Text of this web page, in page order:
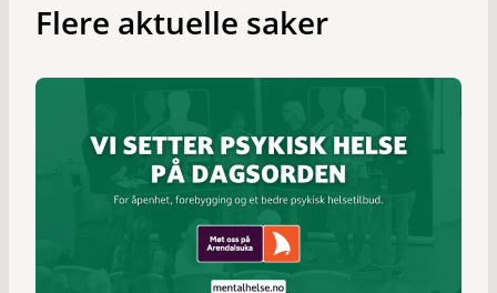
Flere aktuelle saker